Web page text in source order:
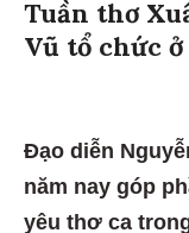
Tuần thơ
Vũ tổ chức
Đạo diễn
năm nay góp
yêu thơ ca